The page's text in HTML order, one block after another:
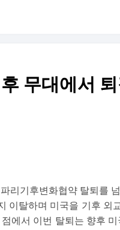
무대에서
리기후변화협약 탈퇴를
이탈하며 미국을 기후 외
에서 이번 탈퇴는 향후